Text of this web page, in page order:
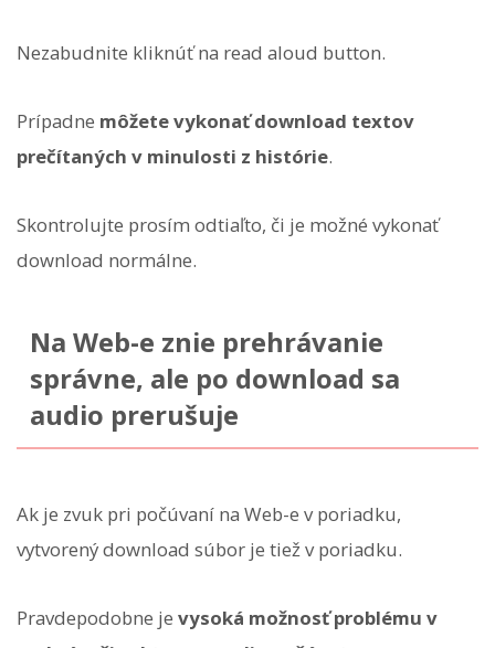
Nezabudnite kliknúť na read aloud button.
Prípadne môžete vykonať download textov
prečítaných v minulosti z histórie.
Skontrolujte prosím odtiaľto, či je možné vykonať
download normálne.
Na Web-e znie prehrávanie
správne, ale po download sa
audio prerušuje
Ak je zvuk pri počúvaní na Web-e v poriadku,
vytvorený download súbor je tiež v poriadku.
Pravdepodobne je vysoká možnosť problému v